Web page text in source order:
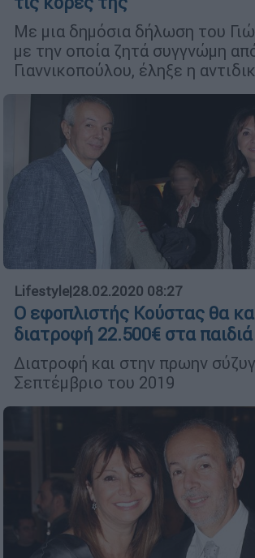
Με μια δημόσια δήλωση του
με την οποία ζητά συγγνώμη
Γιαννικοπούλου, έληξε η
Lifestyle|28.02.2020 08:27
Ο εφοπλιστής Κούστας θα
διατροφή 22.500€ στα
Διατροφή και στην πρωην
Σεπτέμβριο του 2019